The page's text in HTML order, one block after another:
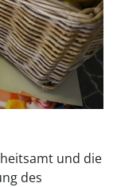
und die
des